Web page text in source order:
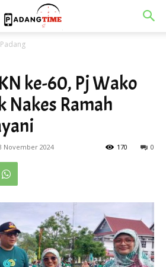
ke-60, Pj Wako
Nakes Ramah
November 2024 0
170